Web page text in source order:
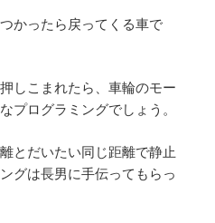
かったら戻ってくる車で
しこまれたら、車輪のモー
プログラミングでしょう。
とだいたい同じ距離で静止
グは長男に手伝ってもらっ